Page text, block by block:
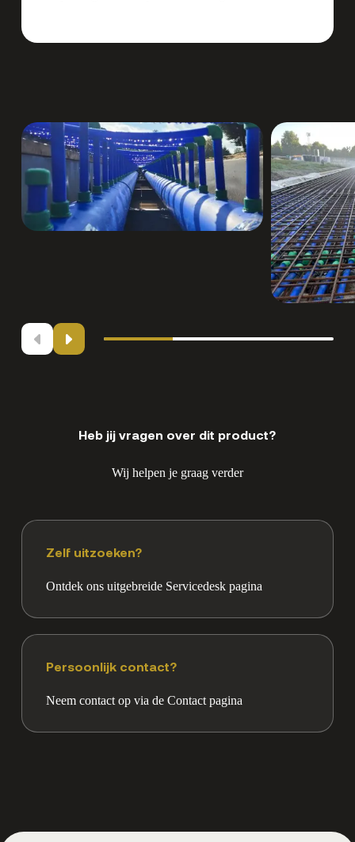
Heb jij vragen over dit product?
Wij helpen je graag verder
Zelf uitzoeken?
Ontdek ons uitgebreide Servicedesk pagina
Persoonlijk contact?
Neem contact op via de Contact pagina